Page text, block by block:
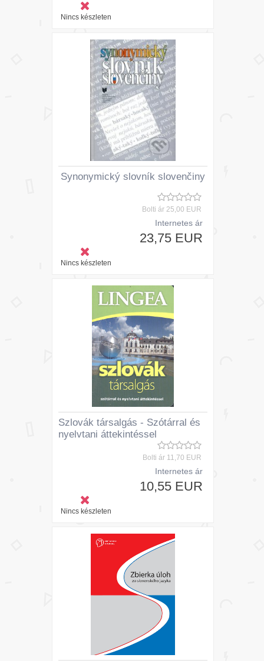
Nincs készleten
Synonymický slovník slovenčiny
Bolti ár 25,00 EUR
Internetes ár
23,75 EUR
Nincs készleten
Szlovák társalgás - Szótárral és
nyelvtani áttekintéssel
Bolti ár 11,70 EUR
Internetes ár
10,55 EUR
Nincs készleten